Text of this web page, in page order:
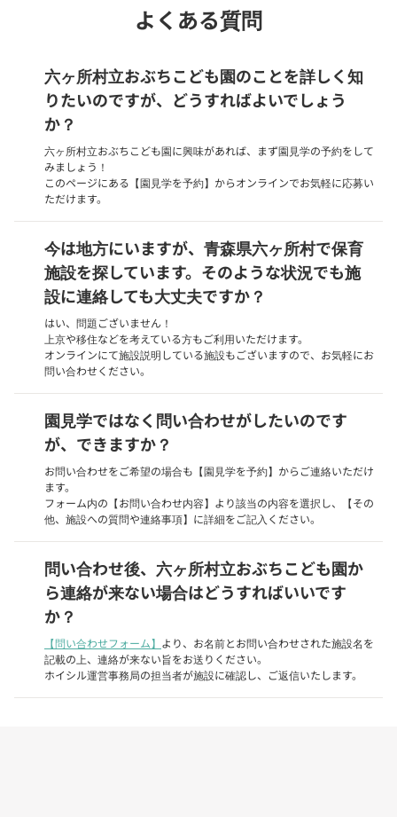
よくある質問
六ヶ所村立おぶちこども園のことを詳しく知
りたいのですが、どうすればよいでしょう
か？
六ヶ所村立おぶちこども園に興味があれば、まず園見学の予約をして
みましょう！
このページにある【園見学を予約】からオンラインでお気軽に応募い
ただけます。
今は地方にいますが、青森県六ヶ所村で保育
施設を探しています。そのような状況でも施
設に連絡しても大丈夫ですか？
はい、問題ございません！
上京や移住などを考えている方もご利用いただけます。
オンラインにて施設説明している施設もございますので、お気軽にお
問い合わせください。
園見学ではなく問い合わせがしたいのです
が、できますか？
お問い合わせをご希望の場合も【園見学を予約】からご連絡いただけ
ます。
フォーム内の【お問い合わせ内容】より該当の内容を選択し、【その
他、施設への質問や連絡事項】に詳細をご記入ください。
問い合わせ後、六ヶ所村立おぶちこども園か
ら連絡が来ない場合はどうすればいいです
か？
【問い合わせフォーム】 より、お名前とお問い合わせされた施設名を
記載の上、連絡が来ない旨をお送りください。
ホイシル運営事務局の担当者が施設に確認し、ご返信いたします。